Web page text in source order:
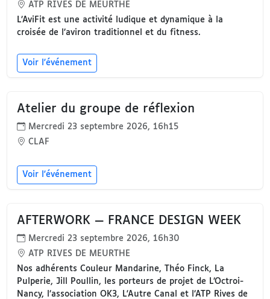
ATP RIVES DE MEURTHE
L’AviFit est une activité ludique et dynamique à la
croisée de l’aviron traditionnel et du fitness.
Voir l'événement
Atelier du groupe de réflexion
Mercredi 23 septembre 2026, 16h15
CLAF
Voir l'événement
AFTERWORK — FRANCE DESIGN WEEK
Mercredi 23 septembre 2026, 16h30
ATP RIVES DE MEURTHE
Nos adhérents Couleur Mandarine, Théo Finck, La
Pulperie, Jill Poullin, les porteurs de projet de L’Octroi-
Nancy, l’association OK3, L'Autre Canal et l’ATP Rives de